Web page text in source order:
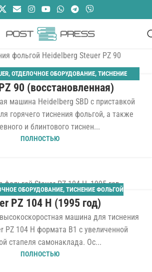
, ОТДЕЛОЧНОЕ ОБОРУДОВАНИЕ, ТИСНЕНИЕ
ФОЛЬГОЙ
90 (восстановленная)
машина Heidelberg SBD с приставкой
горячего тиснения фольгой, а также
и блинтового тиснен...
ПОЛНОСТЬЮ
ОБОРУДОВАНИЕ, ТИСНЕНИЕ ФОЛЬГОЙ
PZ 104 H (1995 год)
машина для тиснения
PZ 104 H формата B1 с увеличенной
стапеля самонаклада. Ос...
ПОЛНОСТЬЮ